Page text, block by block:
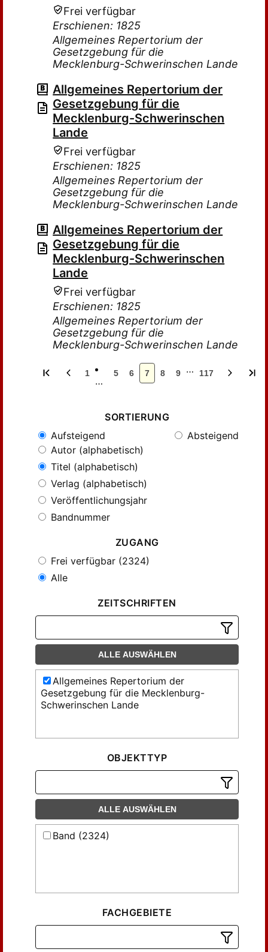
Frei verfügbar
Erschienen: 1825
Allgemeines Repertorium der
Gesetzgebung für die
Mecklenburg-Schwerinschen Lande
Allgemeines Repertorium der
Gesetzgebung für die
Mecklenburg-Schwerinschen
Lande
Frei verfügbar
Erschienen: 1825
Allgemeines Repertorium der
Gesetzgebung für die
Mecklenburg-Schwerinschen Lande
Allgemeines Repertorium der
Gesetzgebung für die
Mecklenburg-Schwerinschen
Lande
Frei verfügbar
Erschienen: 1825
Allgemeines Repertorium der
Gesetzgebung für die
Mecklenburg-Schwerinschen Lande
1
…
5 6 7 8 9 … 117
SORTIERUNG
Aufsteigend
Absteigend
Autor (alphabetisch)
Titel (alphabetisch)
Verlag (alphabetisch)
Veröffentlichungsjahr
Bandnummer
ZUGANG
Frei verfügbar (2324)
Alle
ZEITSCHRIFTEN
ALLE AUSWÄHLEN
Allgemeines Repertorium der
Gesetzgebung für die Mecklenburg-
Schwerinschen Lande
OBJEKTTYP
ALLE AUSWÄHLEN
Band (2324)
FACHGEBIETE